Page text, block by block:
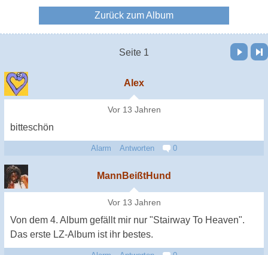
Zurück zum Album
Seite 1
Vor Letzte Seite
Alex
Vor 13 Jahren
bitteschön
Alarm Antworten 0
MannBeißtHund
Vor 13 Jahren
Von dem 4. Album gefällt mir nur "Stairway To Heaven".
Das erste LZ-Album ist ihr bestes.